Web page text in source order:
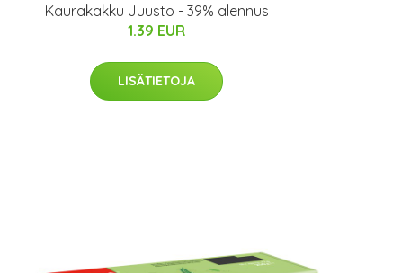
Kaurakakku Juusto - 39% alennus
1.39 EUR
LISÄTIETOJA